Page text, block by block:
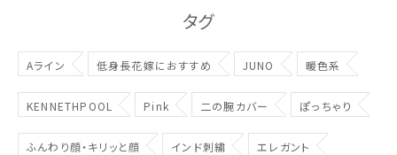
神社結婚式 お問い合わせ
タグ
Aライン 低身長花嫁におすすめ JUNO 暖色系
KENNETHPOOL Pink 二の腕カバー ぽっちゃり
ふんわり顔・キリッと顔 インド刺繍 エレガント